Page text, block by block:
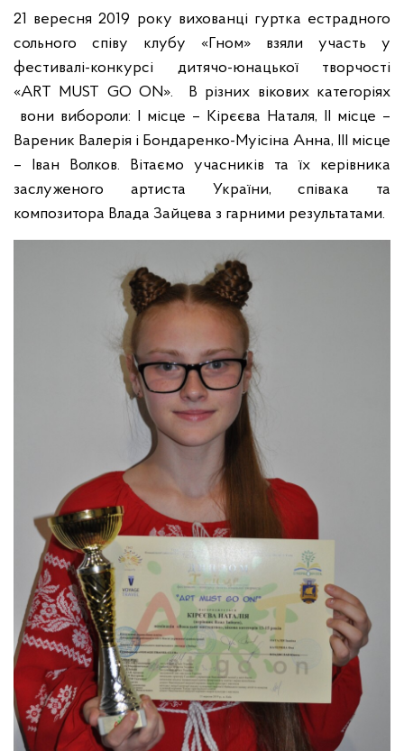
21 вересня 2019 року вихованці гуртка естрадного
сольного співу клубу «Гном» взяли участь у
фестивалі-конкурсі дитячо-юнацької творчості
«ART MUST GO ON». В різних вікових категоріях
вони вибороли: І місце – Кірєєва Наталя, ІІ місце –
Вареник Валерія і Бондаренко-Муісіна Анна, ІІІ місце
– Іван Волков. Вітаємо учасників та їх керівника
заслуженого артиста України, співака та
композитора Влада Зайцева з гарними результатами.